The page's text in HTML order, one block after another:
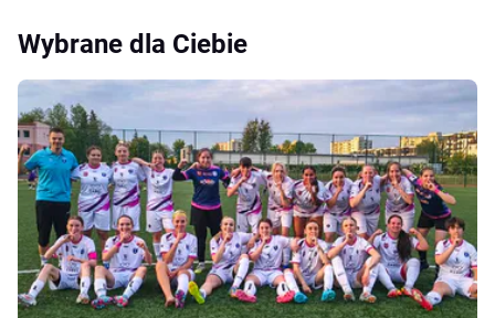
Wybrane dla Ciebie